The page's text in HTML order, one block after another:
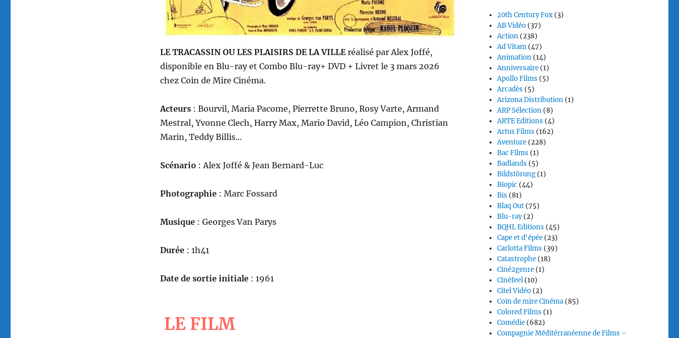
LE TRACASSIN OU LES PLAISIRS DE LA VILLEréalisé par Alex Joffé,
disponible en Blu-ray et Combo Blu-ray+ DVD + Livret le 3 mars 2026
chez Coin de Mire Cinéma.
Acteurs: Bourvil, Maria Pacome, Pierrette Bruno, Rosy Varte, Armand
Mestral, Yvonne Clech, Harry Max, Mario David, Léo Campion, Christian
Marin, Teddy Billis…
Scénario : Alex Joffé & Jean Bernard-Luc
Photographie: Marc Fossard
Musique : Georges Van Parys
Durée: 1h41
Date de sortie initiale: 1961
LE FILM
20th Century Fox (3)
AB Vidéo (37)
Action (238)
Ad Vitam (47)
Animation (14)
Anniversaire (1)
Apollo Films (5)
Arcadès (5)
Arizona Distribution (1)
ARP Sélection (8)
ARTE Editions (4)
Artus Films (162)
Aventure (228)
Bac Films (1)
Badlands (5)
Bildstörung (1)
Biopic (44)
Bis (81)
Blaq Out (75)
Blu-ray(2)
BQHL Editions (45)
Cape et d'épée (23)
Carlotta Films (39)
Catastrophe (18)
Ciné2genre (1)
Cinéfeel (10)
Citel Vidéo (2)
Coin de mire Cinéma (85)
Colored Films (1)
Comédie (682)
Compagnie Méditérranéenne de Films –